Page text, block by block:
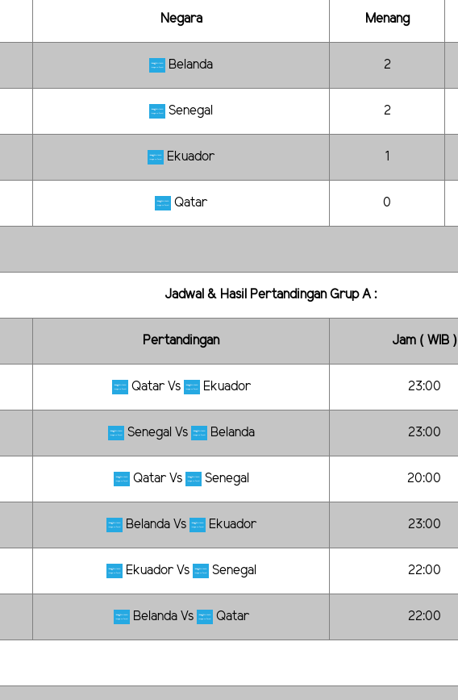
Negara Menang
Belanda 2
Senegal 2
Ekuador 1
Qatar 0
Jadwal & Hasil Pertandingan Grup A :
Pertandingan Jam ( WIB )
Qatar Vs Ekuador 23:00
Senegal Vs Belanda 23:00
Qatar Vs Senegal 20:00
Belanda Vs Ekuador 23:00
Ekuador Vs Senegal 22:00
Belanda Vs Qatar 22:00